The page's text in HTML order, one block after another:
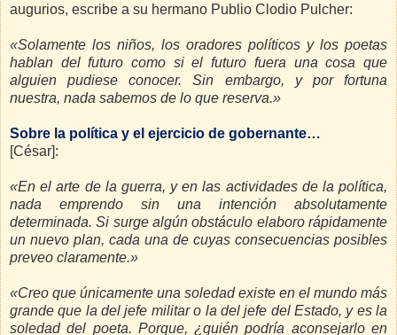
augurios, escribe a su hermano Publio Clodio Pulcher:
«Solamente los niños, los oradores políticos y los poetas
hablan del futuro como si el futuro fuera una cosa que
alguien pudiese conocer. Sin embargo, y por fortuna
nuestra, nada sabemos de lo que reserva.»
Sobre la política y el ejercicio de gobernante…
[César]:
«En el arte de la guerra, y en las actividades de la política,
nada emprendo sin una intención absolutamente
determinada. Si surge algún obstáculo elaboro rápidamente
un nuevo plan, cada una de cuyas consecuencias posibles
preveo claramente.»
«Creo que únicamente una soledad existe en el mundo más
grande que la del jefe militar o la del jefe del Estado, y es la
soledad del poeta. Porque, ¿quién podría aconsejarlo en